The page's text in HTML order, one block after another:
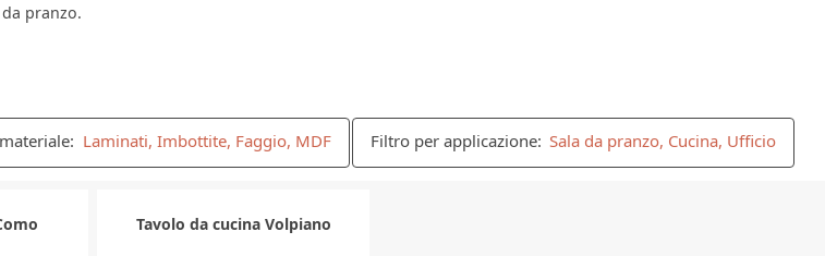
pranzo.
Laminati, Imbottite, Faggio, MDF Filtro per applicazione: Sala da pranzo, Cucina, Ufficio
Tavolo da cucina Volpiano